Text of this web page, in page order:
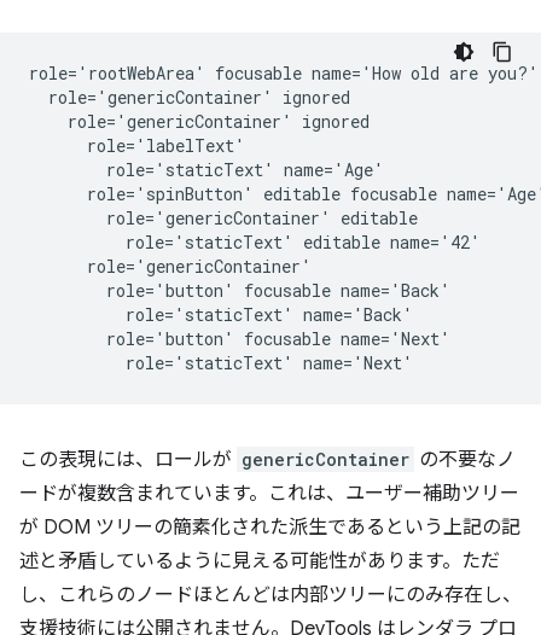
role='rootWebArea' focusable name='How old are you?'
  role='genericContainer' ignored
    role='genericContainer' ignored
      role='labelText'
        role='staticText' name='Age'
role='spinButton' editable focusable
        role='genericContainer' editable
          role='staticText' editable name='42'
      role='genericContainer'
        role='button' focusable name='Back'
          role='staticText' name='Back'
        role='button' focusable name='Next'
この表現には、ロールが genericContainer の不要なノ
ードが複数含まれています。これは、ユーザー補助ツリー
が DOM ツリーの簡素化された派生であるという上記の記
述と矛盾しているように見える可能性があります。ただ
し、これらのノードほとんどは内部ツリーにのみ存在し、
支援技術には公開されません。DevTools はレンダラ プロ